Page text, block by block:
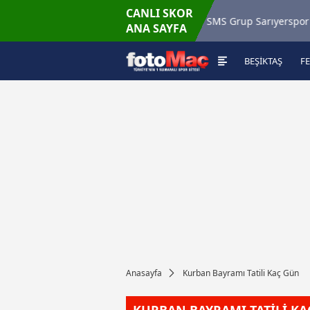
CANLI SKOR
ANA SAYFA
Misirli.com.tr Karagümrük SMS Grup Sarıyerspor
BEŞİKTAŞ
Anasayfa Kurban Bayramı Tatili Kaç Gün